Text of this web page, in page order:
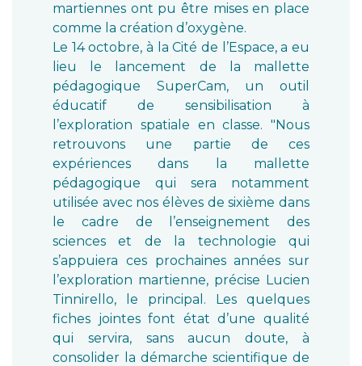
martiennes ont pu être mises en place
comme la création d’oxygène.
Le 14 octobre, à la Cité de l’Espace, a eu
lieu le lancement de la mallette
pédagogique SuperCam, un outil
éducatif de sensibilisation à
l’exploration spatiale en classe. "Nous
retrouvons une partie de ces
expériences dans la mallette
pédagogique qui sera notamment
utilisée avec nos élèves de sixième dans
le cadre de l’enseignement des
sciences et de la technologie qui
s’appuiera ces prochaines années sur
l’exploration martienne, précise Lucien
Tinnirello, le principal. Les quelques
fiches jointes font état d’une qualité
qui servira, sans aucun doute, à
consolider la démarche scientifique de